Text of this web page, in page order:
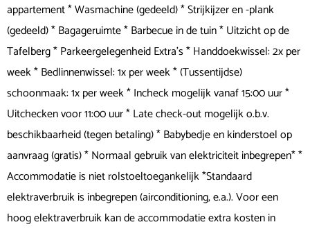
appartement * Wasmachine (gedeeld) * Strijkijzer en -plank
(gedeeld) * Bagageruimte * Barbecue in de tuin * Uitzicht op de
Tafelberg * Parkeergelegenheid Extra's * Handdoekwissel: 2x per
week * Bedlinnenwissel: 1x per week * (Tussentijdse)
schoonmaak: 1x per week * Incheck mogelijk vanaf 15:00 uur *
Uitchecken voor 11:00 uur * Late check-out mogelijk o.b.v.
beschikbaarheid (tegen betaling) * Babybedje en kinderstoel op
aanvraag (gratis) * Normaal gebruik van elektriciteit inbegrepen* *
Accommodatie is niet rolstoeltoegankelijk *Standaard
elektraverbruik is inbegrepen (airconditioning, e.a.). Voor een
hoog elektraverbruik kan de accommodatie extra kosten in